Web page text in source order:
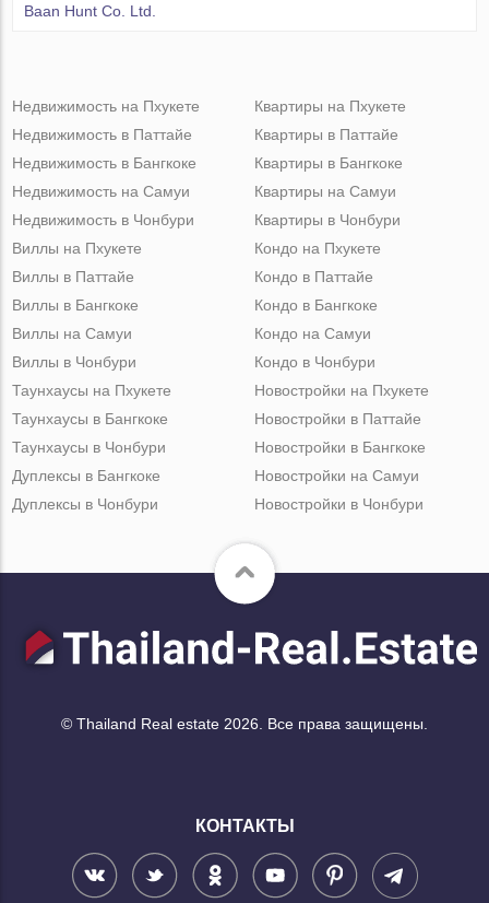
Baan Hunt Co. Ltd.
Недвижимость на Пхукете
Недвижимость в Паттайе
Недвижимость в Бангкоке
Недвижимость на Самуи
Недвижимость в Чонбури
Квартиры на Пхукете
Квартиры в Паттайе
Квартиры в Бангкоке
Квартиры на Самуи
Квартиры в Чонбури
Виллы на Пхукете
Виллы в Паттайе
Виллы в Бангкоке
Виллы на Самуи
Виллы в Чонбури
Кондо на Пхукете
Кондо в Паттайе
Кондо в Бангкоке
Кондо на Самуи
Кондо в Чонбури
Таунхаусы на Пхукете
Таунхаусы в Бангкоке
Таунхаусы в Чонбури
Дуплексы в Бангкоке
Дуплексы в Чонбури
Новостройки на Пхукете
Новостройки в Паттайе
Новостройки в Бангкоке
Новостройки на Самуи
Новостройки в Чонбури
© Thailand Real estate 2026. Все права защищены.
КОНТАКТЫ